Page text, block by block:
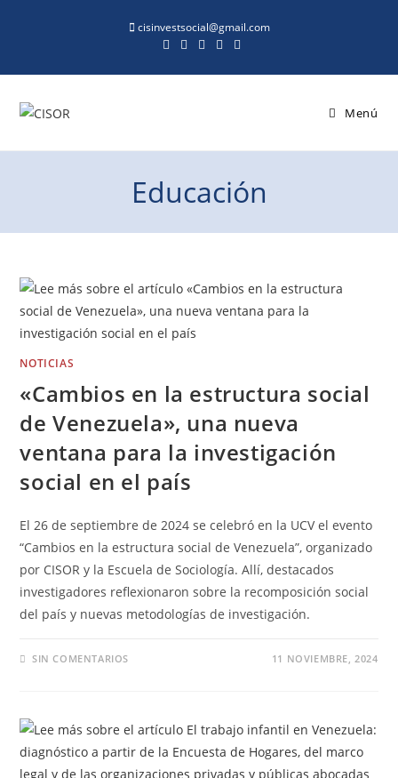
cisinvestsocial@gmail.com
Menú
Educación
NOTICIAS
«Cambios en la estructura social
de Venezuela», una nueva
ventana para la investigación
social en el país
El 26 de septiembre de 2024 se celebró en la UCV el evento
“Cambios en la estructura social de Venezuela”, organizado
por CISOR y la Escuela de Sociología. Allí, destacados
investigadores reflexionaron sobre la recomposición social
del país y nuevas metodologías de investigación.
SIN COMENTARIOS 11 NOVIEMBRE, 2024